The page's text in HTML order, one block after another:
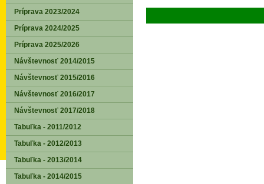
Príprava 2023/2024
Príprava 2024/2025
Príprava 2025/2026
Návštevnosť 2014/2015
Návštevnosť 2015/2016
Návštevnosť 2016/2017
Návštevnosť 2017/2018
Tabuľka - 2011/2012
Tabuľka - 2012/2013
Tabuľka - 2013/2014
Tabuľka - 2014/2015